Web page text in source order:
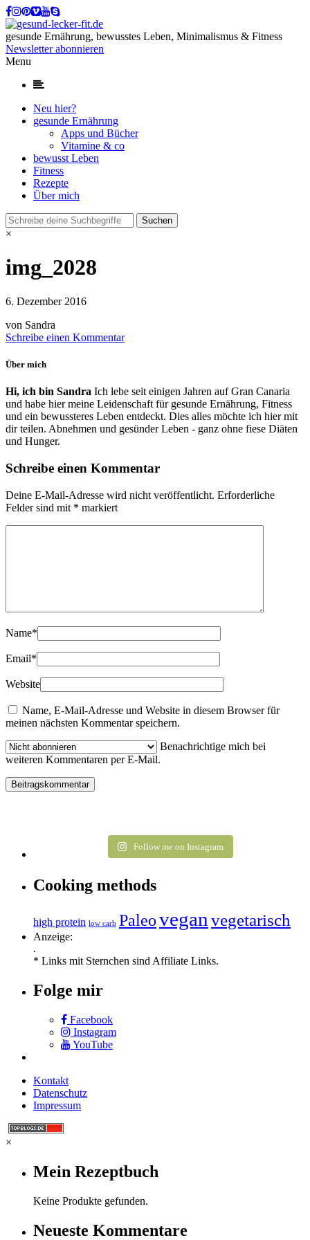
gesunde Ernährung, bewusstes Leben, Minimalismus & Fitness
Newsletter abonnieren
Menu
Neu hier?
gesunde Ernährung
Apps und Bücher
Vitamine & co
bewusst Leben
Fitness
Rezepte
Über mich
×
img_2028
6. Dezember 2016
von Sandra
Schreibe einen Kommentar
Über mich
Hi, ich bin Sandra Ich lebe seit einigen Jahren auf Gran Canaria
und habe hier meine Leidenschaft für gesunde Ernährung, Fitness
und ein bewussteres Leben entdeckt. Dies alles möchte ich hier mit
dir teilen. Abnehmen und gesünder Leben - ganz ohne fiese Diäten
und Hunger.
Schreibe einen Kommentar
Deine E-Mail-Adresse wird nicht veröffentlicht. Erforderliche
Felder sind mit * markiert
Name*
Email*
Website
Name, E-Mail-Adresse und Website in diesem Browser für
meinen nächsten Kommentar speichern.
Benachrichtige mich bei
weiteren Kommentaren per E-Mail.
Follow me on Instagram
Cooking methods
high protein low carb Paleoveganvegetarisch
Anzeige:
.
* Links mit Sternchen sind Affiliate Links.
Folge mir
Facebook
Instagram
YouTube
Kontakt
Datenschutz
Impressum
×
Mein Rezeptbuch
Keine Produkte gefunden.
Neueste Kommentare